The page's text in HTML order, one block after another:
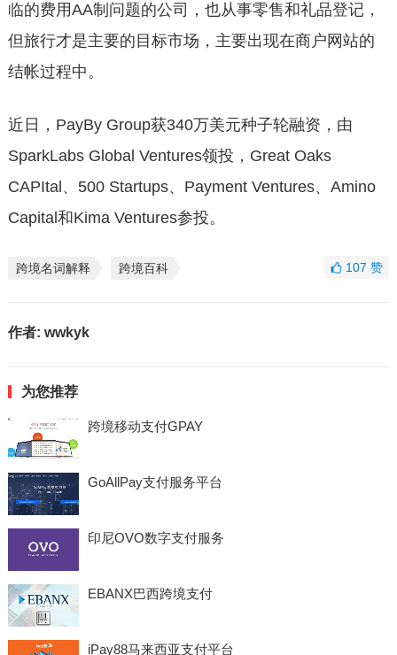
临的费用AA制问题的公司，也从事零售和礼品登记，
但旅行才是主要的目标市场，主要出现在商户网站的
结帐过程中。
近日，PayBy Group获340万美元种子轮融资，由
SparkLabs Global Ventures领投，Great Oaks
CAPItal、500 Startups、Payment Ventures、Amino
Capital和Kima Ventures参投。
跨境名词解释 跨境百科 107赞
作者: wwkyk
为您推荐
跨境移动支付GPAY
GoAllPay支付服务平台
印尼OVO数字支付服务
EBANX巴西跨境支付
iPay88马来西亚支付平台